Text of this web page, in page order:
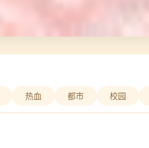
热血 都市 校园